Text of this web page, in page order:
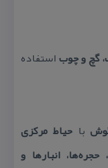
گچ و چوب استفاده
با حیاط مركزی
حجره‌ها، انبارها و